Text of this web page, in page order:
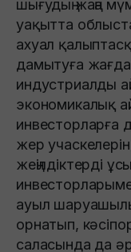
шығудың жаңа
уақытта
ахуал
дамытуға
индустриалды
экономикалық
инвесторларға
жер
жеңілдіктерді
ауыл
орнатып,
саласында да